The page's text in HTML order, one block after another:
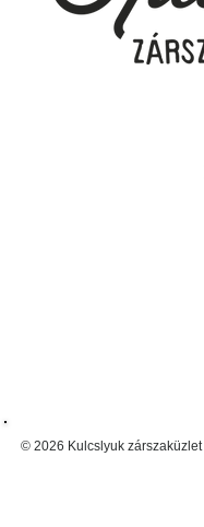
© 2026 Kulcslyuk